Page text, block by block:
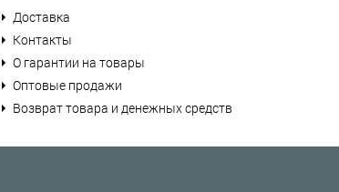
Доставка
Контакты
О гарантии на товары
Оптовые продажи
Возврат товара и денежных средств